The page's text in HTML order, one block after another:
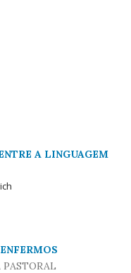
A LINGUAGEM